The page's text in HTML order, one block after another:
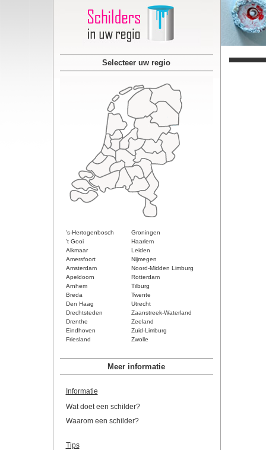
Selecteer uw regio
's-Hertogenbosch
Groningen
't Gooi
Haarlem
Alkmaar
Leiden
Amersfoort
Nijmegen
Amsterdam
Noord-Midden Limburg
Apeldoorn
Rotterdam
Arnhem
Tilburg
Breda
Twente
Den Haag
Utrecht
Drechtsteden
Zaanstreek-Waterland
Drenthe
Zeeland
Eindhoven
Zuid-Limburg
Friesland
Zwolle
Meer informatie
Informatie
Wat doet een schilder?
Waarom een schilder?
Tips